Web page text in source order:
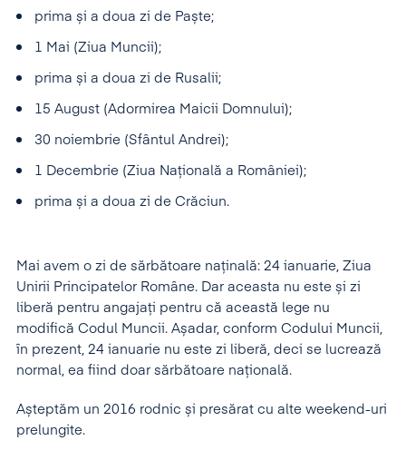
prima și a doua zi de Paște;
1 Mai (Ziua Muncii);
prima și a doua zi de Rusalii;
15 August (Adormirea Maicii Domnului);
30 noiembrie (Sfântul Andrei);
1 Decembrie (Ziua Națională a României);
prima și a doua zi de Crăciun.
Mai avem o zi de sărbătoare naținală: 24 ianuarie, Ziua
Unirii Principatelor Române. Dar aceasta nu este și zi
liberă pentru angajați pentru că această lege nu
modifică Codul Muncii. Așadar, conform Codului Muncii,
în prezent, 24 ianuarie nu este zi liberă, deci se lucrează
normal, ea fiind doar sărbătoare națională.
Așteptăm un 2016 rodnic și presărat cu alte weekend-uri
prelungite.